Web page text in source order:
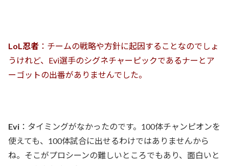
LoL忍者 ：チームの戦略や方針に起因することなのでしょ
うけれど、Evi選手のシグネチャーピックであるナーとア
ーゴットの出番がありませんでした。
Evi ：タイミングがなかったのです。100体チャンピオンを
使えても、100体試合に出せるわけではありませんから
ね。そこがプロシーンの難しいところでもあり、面白いと